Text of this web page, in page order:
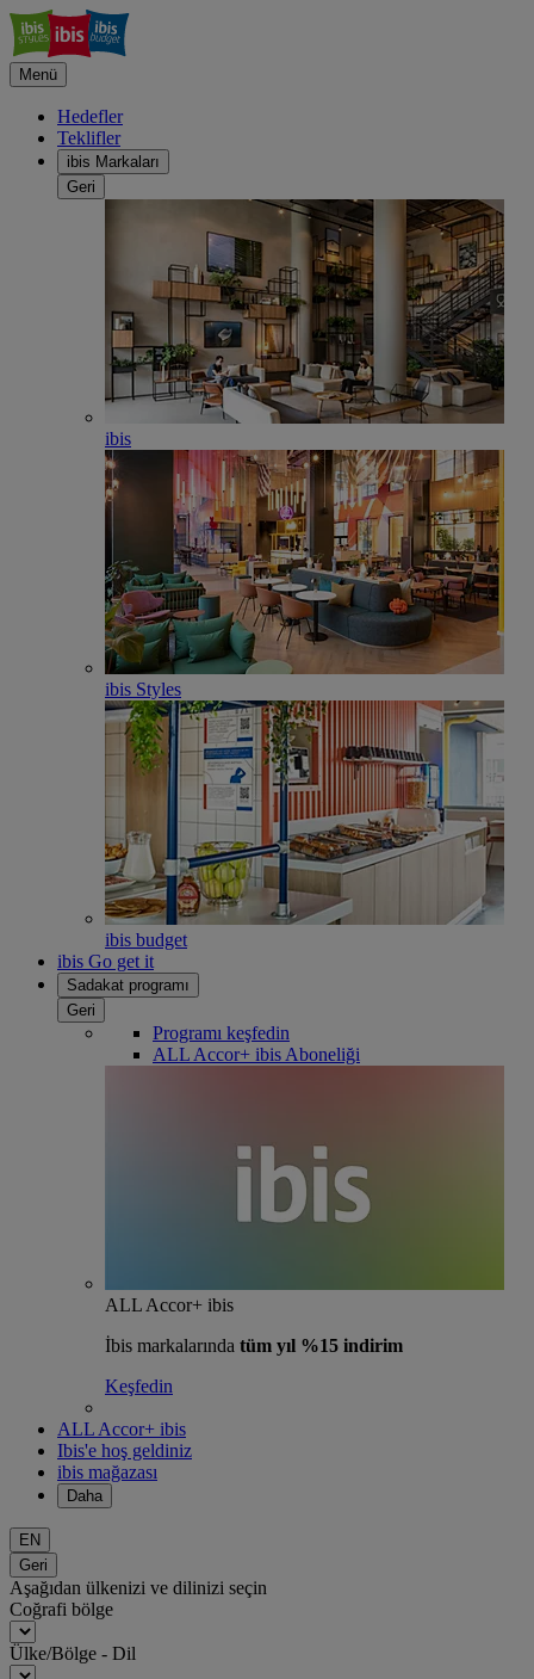
Menü
Hedefler
Teklifler
ibis Markaları
Geri
ibis
ibis Styles
ibis budget
ibis Go get it
Sadakat programı
Geri
Programı keşfedin
ALL Accor+ ibis Aboneliği
ALL Accor+ ibis
İbis markalarında tüm yıl %15 indirim
Keşfedin
ALL Accor+ ibis
Ibis'e hoş geldiniz
ibis mağazası
Daha
EN
Geri
Aşağıdan ülkenizi ve dilinizi seçin
Coğrafi bölge
Ülke/Bölge - Dil